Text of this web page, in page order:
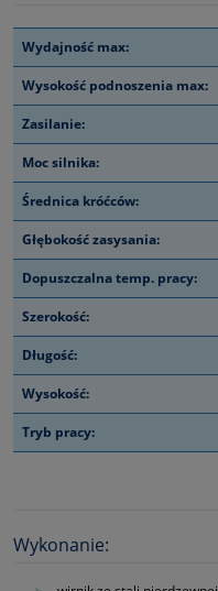
Wydajność max:
Wysokość podnoszenia max:
Zasilanie:
Moc silnika:
Średnica króćców:
Głębokość zasysania:
Dopuszczalna temp. pracy:
Szerokość:
Długość:
Wysokość:
Tryb pracy:
Wykonanie: